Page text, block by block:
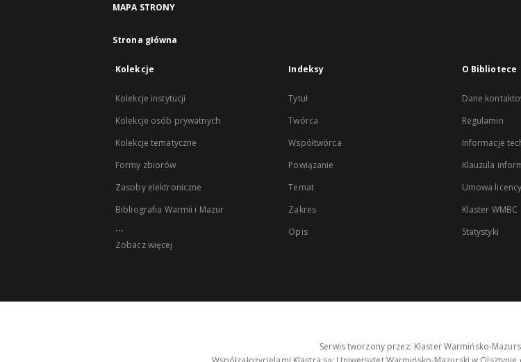
MAPA STRONY
Strona główna
Kolekcje
Kolekcje instytucji
Kolekcje osób prywatnych
Kolekcje tematyczne
Formy zbiorów
Zasoby elektroniczne
Bibliografia Warmii i Mazur
...
Zobacz więcej
Indeksy
Tytuł
Twórca
Współtwórca
Powiązanie
Temat
Zakres
Opis
O Bibliotece
Dane
Regulamin
Informacje
Klauzula
Umowa
Klaster WMBC
Statystyki
Serwis tworzony przez: Klaster Warmińsko-